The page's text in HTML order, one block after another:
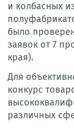
и колбасных
было
заявок от 7
края).
Для
конкурс
различных